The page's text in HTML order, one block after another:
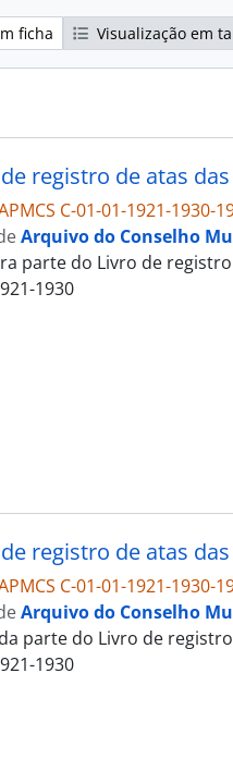
ficha Visualização em
registro de atas
C-01-01-1921-1930-
Arquivo do Conselho
parte do Livro de
1930
registro de atas
C-01-01-1921-1930-
Arquivo do Conselho
parte do Livro de
1930